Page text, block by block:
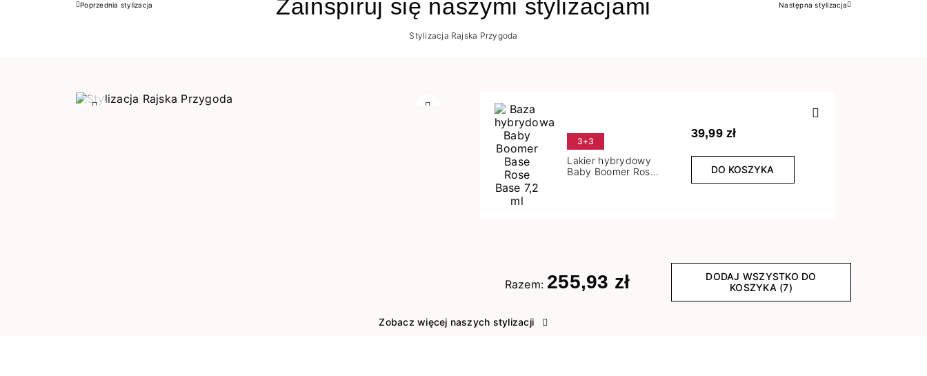
Zainspiruj się naszymi stylizacjami
Poprzedni
Poprzednia stylizacja Następny
Następna stylizacja
Stylizacja Rajska Przygoda
3+3
Lakier hybrydowy
Baby Boomer Rose
39,99 zł
DO KOSZYKA
Razem: 255,93 zł
DODAJ WSZYSTKO DO
KOSZYKA (7)
Zobacz więcej naszych stylizacji